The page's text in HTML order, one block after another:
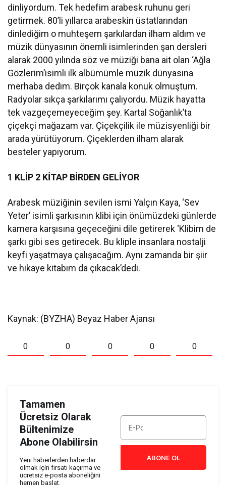
dinliyordum. Tek hedefim arabesk ruhunu geri
getirmek. 80’li yıllarca arabeskin üstatlarından
dinlediğim o muhteşem şarkılardan ilham aldım ve
müzik dünyasının önemli isimlerinden şan dersleri
alarak 2000 yılında söz ve müziği bana ait olan ‘Ağla
Gözlerim’isimli ilk albümümle müzik dünyasına
merhaba dedim. Birçok kanala konuk olmuştum.
Radyolar sıkça şarkılarımı çalıyordu. Müzik hayatta
tek vazgeçemeyeceğim şey. Kartal Soğanlık’ta
çiçekçi mağazam var. Çiçekçilik ile müzisyenliği bir
arada yürütüyorum. Çiçeklerden ilham alarak
besteler yapıyorum.
1 KLİP 2 KİTAP BİRDEN GELİYOR
Arabesk müziğinin sevilen ismi Yalçın Kaya, ‘Sev
Yeter’ isimli şarkısının klibi için önümüzdeki günlerde
kamera karşısına geçeceğini dile getirerek ‘Klibim de
şarkı gibi ses getirecek. Bu kliple insanlara nostalji
keyfi yaşatmaya çalışacağım. Aynı zamanda bir şiir
ve hikaye kitabım da çıkacak’dedi.
Kaynak: (BYZHA) Beyaz Haber Ajansı
0 0 0 0 0
Tamamen
Ücretsiz Olarak
Bültenimize
Abone Olabilirsin
Yeni haberlerden haberdar
olmak için fırsatı kaçırma ve
ücretsiz e-posta aboneliğini
hemen başlat.
ABONE OL